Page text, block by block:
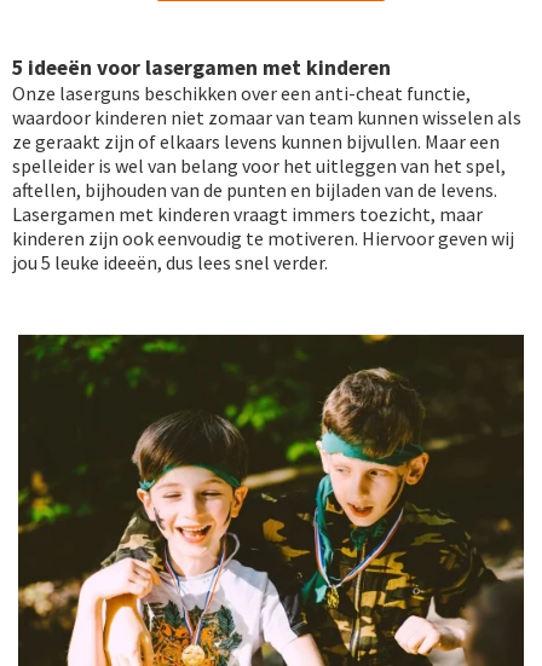
5 ideeën voor lasergamen met kinderen
Onze laserguns beschikken over een anti-cheat functie,
waardoor kinderen niet zomaar van team kunnen wisselen als
ze geraakt zijn of elkaars levens kunnen bijvullen. Maar een
spelleider is wel van belang voor het uitleggen van het spel,
aftellen, bijhouden van de punten en bijladen van de levens.
Lasergamen met kinderen vraagt immers toezicht, maar
kinderen zijn ook eenvoudig te motiveren. Hiervoor geven wij
jou 5 leuke ideeën, dus lees snel verder.